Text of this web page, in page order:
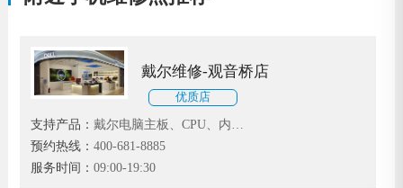
戴尔维修-观音桥店
优质店
支持产品： 戴尔电脑主板、CPU、内
存、显卡、声卡、硬盘、光驱、系统等
故障维修
预约热线： 400-681-8885
服务时间： 09:00-19:30